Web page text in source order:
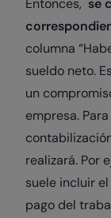
Entonces, se
columna
sueldo neto.
un
empresa.
realizará. Por
suele incluir
pago del